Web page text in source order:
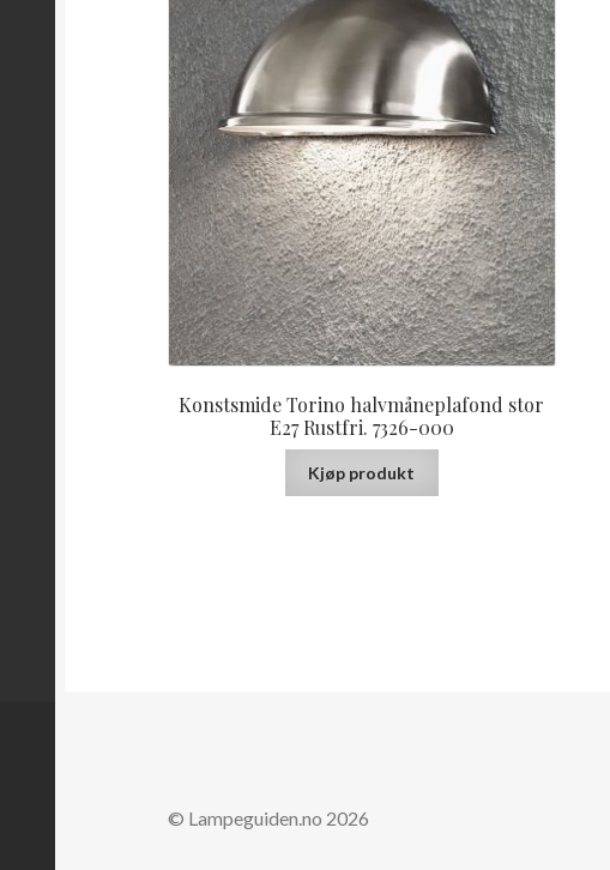
Konstsmide Torino halvmåneplafond stor
E27 Rustfri. 7326-000
Kjøp produkt
© Lampeguiden.no 2026